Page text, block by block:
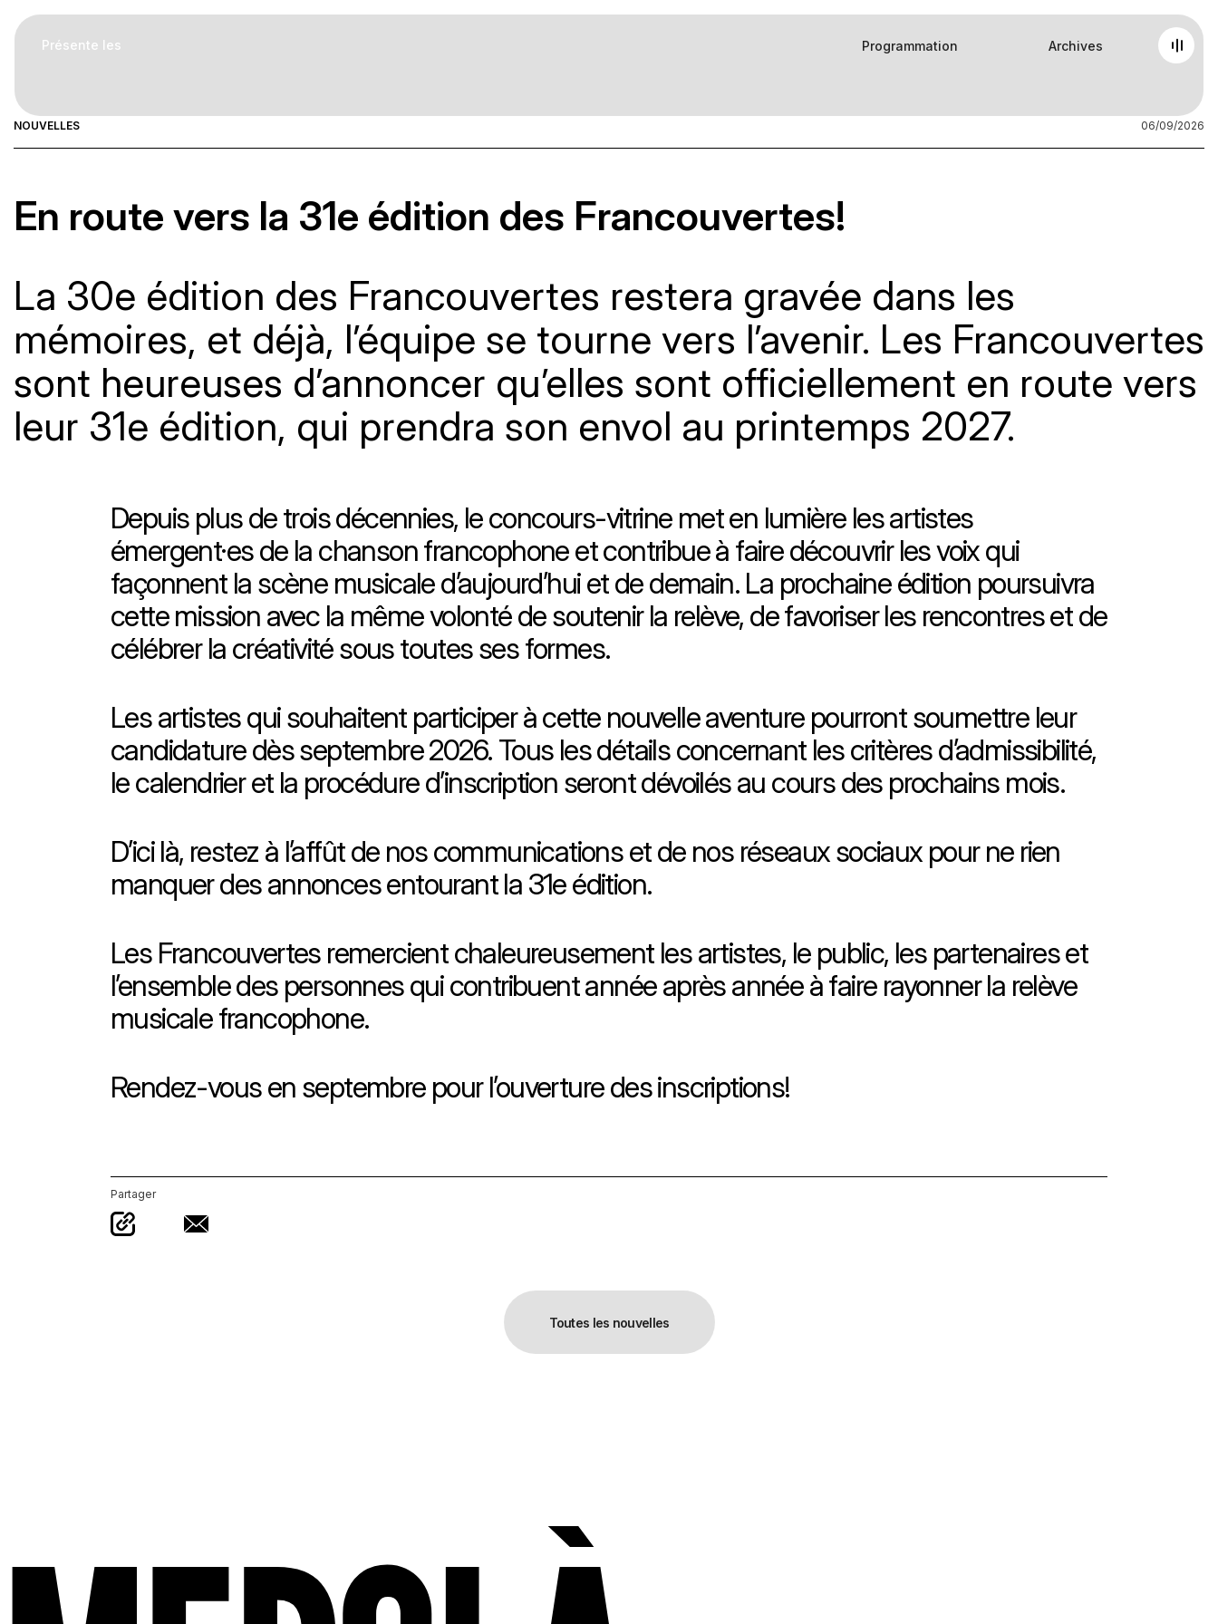
au
contenu
Présente les Programmation Archives
NOUVELLES 06/09/2026
En route vers la 31e édition des Francouvertes!
La 30e édition des Francouvertes restera gravée dans les
mémoires, et déjà, l’équipe se tourne vers l’avenir. Les Francouvertes
sont heureuses d’annoncer qu’elles sont officiellement en route vers
leur 31e édition, qui prendra son envol au printemps 2027.
Depuis plus de trois décennies, le concours-vitrine met en lumière les artistes
émergent·es de la chanson francophone et contribue à faire découvrir les voix qui
façonnent la scène musicale d’aujourd’hui et de demain. La prochaine édition poursuivra
cette mission avec la même volonté de soutenir la relève, de favoriser les rencontres et de
célébrer la créativité sous toutes ses formes.
Les artistes qui souhaitent participer à cette nouvelle aventure pourront soumettre leur
candidature dès septembre 2026. Tous les détails concernant les critères d’admissibilité,
le calendrier et la procédure d’inscription seront dévoilés au cours des prochains mois.
D’ici là, restez à l’affût de nos communications et de nos réseaux sociaux pour ne rien
manquer des annonces entourant la 31e édition.
Les Francouvertes remercient chaleureusement les artistes, le public, les partenaires et
l’ensemble des personnes qui contribuent année après année à faire rayonner la relève
musicale francophone.
Rendez-vous en septembre pour l’ouverture des inscriptions!
Partager
Toutes les nouvelles
À